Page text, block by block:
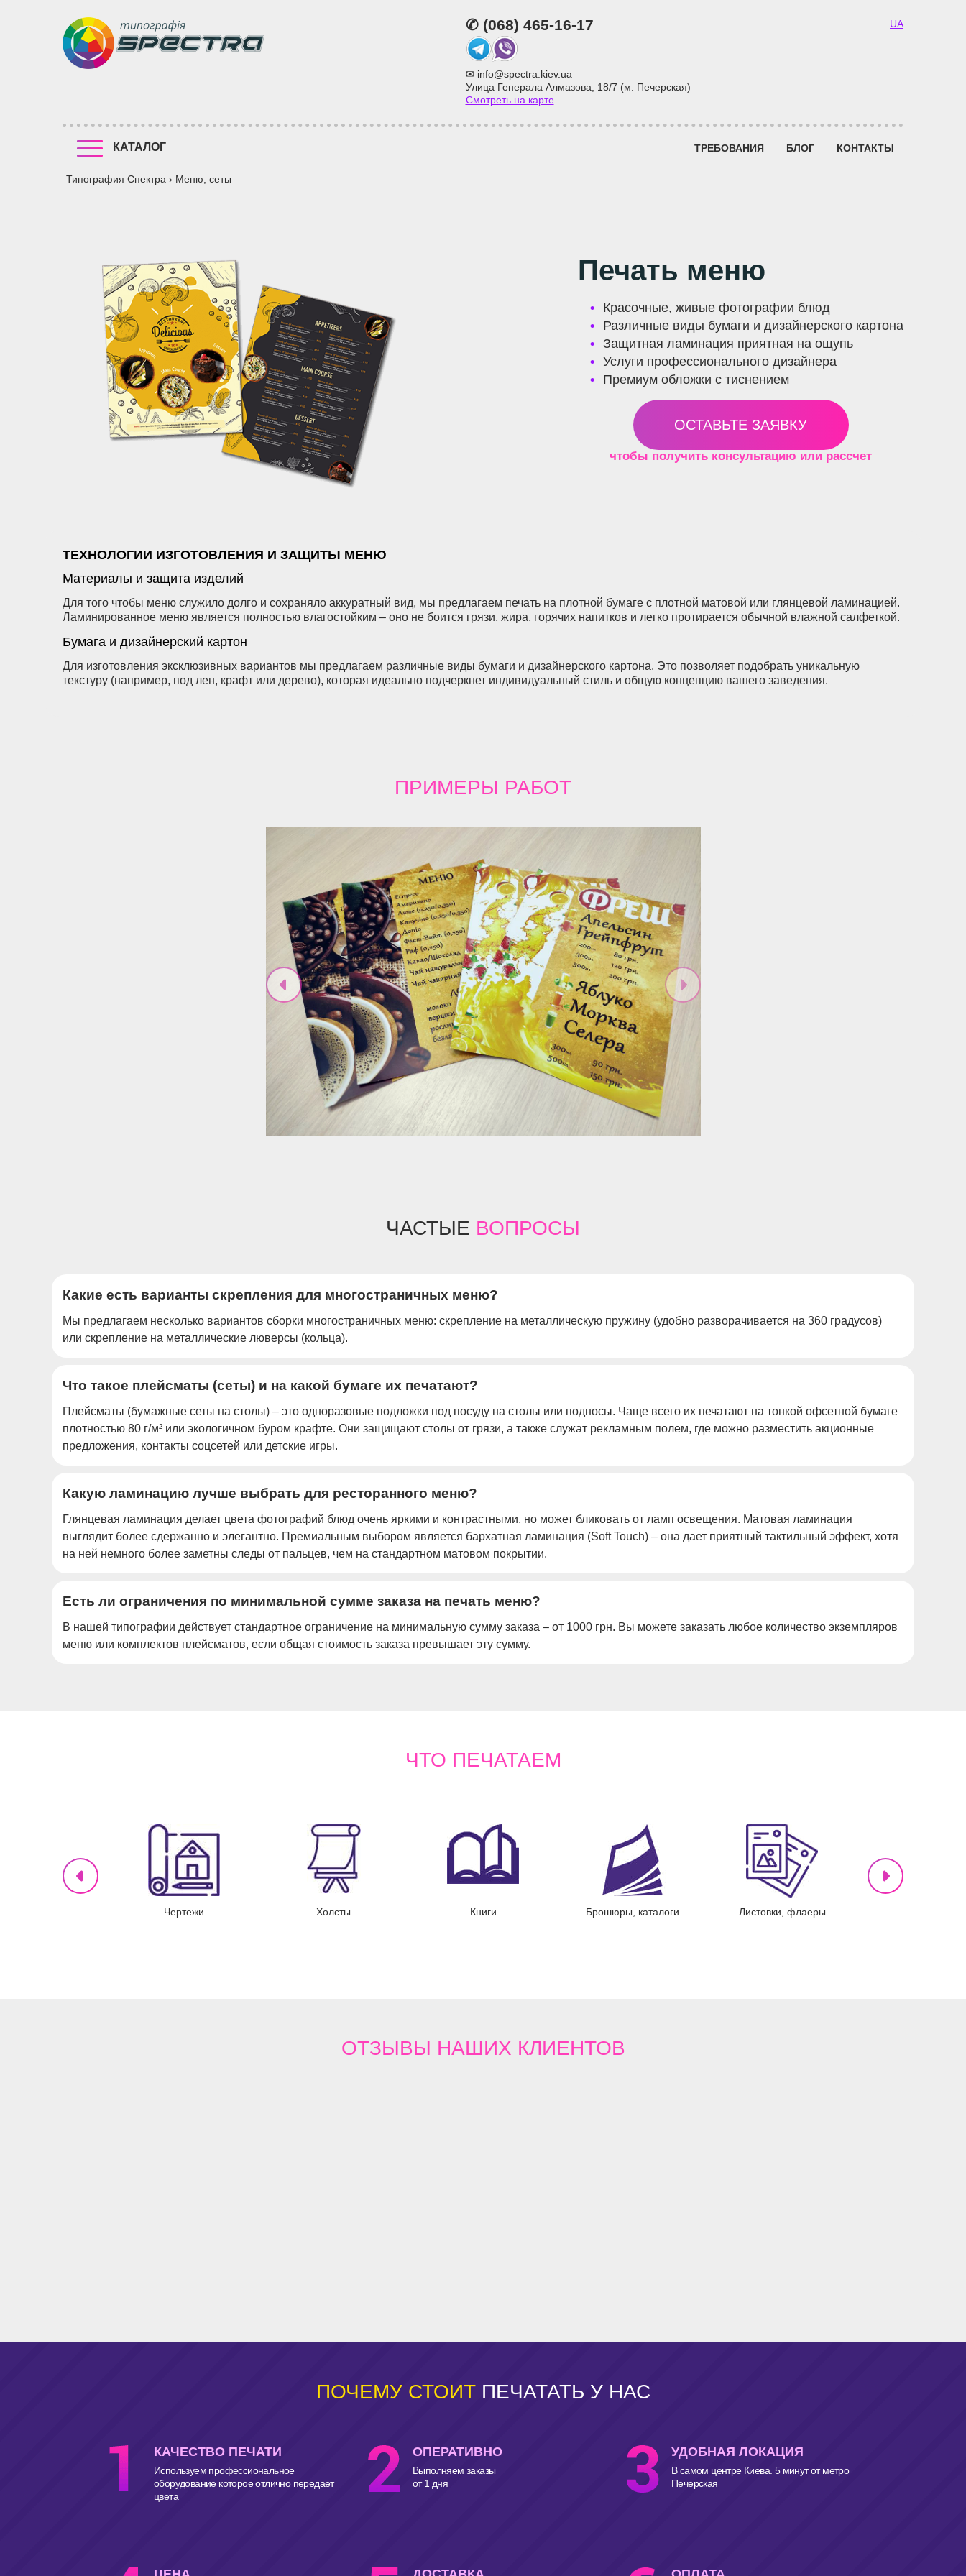
✆ (068) 465-16-17
Telegram
Viber
✉ info@spectra.kiev.ua
Улица Генерала Алмазова, 18/7 (м. Печерская)
Смотреть на карте
UA
КАТАЛОГ ТРЕБОВАНИЯ БЛОГ КОНТАКТЫ
Типография Спектра › Меню, сеты
Печать меню
Красочные, живые фотографии блюд
Различные виды бумаги и дизайнерского картона
Защитная ламинация приятная на ощупь
Услуги профессионального дизайнера
Премиум обложки с тиснением
ОСТАВЬТЕ ЗАЯВКУ
чтобы получить консультацию или рассчет
ТЕХНОЛОГИИ ИЗГОТОВЛЕНИЯ И ЗАЩИТЫ МЕНЮ
Материалы и защита изделий
Для того чтобы меню служило долго и сохраняло аккуратный вид, мы предлагаем печать на плотной бумаге с плотной матовой или глянцевой ламинацией.
Ламинированное меню является полностью влагостойким – оно не боится грязи, жира, горячих напитков и легко протирается обычной влажной салфеткой.
Бумага и дизайнерский картон
Для изготовления эксклюзивных вариантов мы предлагаем различные виды бумаги и дизайнерского картона. Это позволяет подобрать уникальную
текстуру (например, под лен, крафт или дерево), которая идеально подчеркнет индивидуальный стиль и общую концепцию вашего заведения.
ПРИМЕРЫ РАБОТ
ЧАСТЫЕ ВОПРОСЫ
Какие есть варианты скрепления для многостраничных меню?
Мы предлагаем несколько вариантов сборки многостраничных меню: скрепление на металлическую пружину (удобно разворачивается на 360 градусов)
или скрепление на металлические люверсы (кольца).
Что такое плейсматы (сеты) и на какой бумаге их печатают?
Плейсматы (бумажные сеты на столы) – это одноразовые подложки под посуду на столы или подносы. Чаще всего их печатают на тонкой офсетной бумаге
плотностью 80 г/м² или экологичном буром крафте. Они защищают столы от грязи, а также служат рекламным полем, где можно разместить акционные
предложения, контакты соцсетей или детские игры.
Какую ламинацию лучше выбрать для ресторанного меню?
Глянцевая ламинация делает цвета фотографий блюд очень яркими и контрастными, но может бликовать от ламп освещения. Матовая ламинация
выглядит более сдержанно и элегантно. Премиальным выбором является бархатная ламинация (Soft Touch) – она дает приятный тактильный эффект, хотя
на ней немного более заметны следы от пальцев, чем на стандартном матовом покрытии.
Есть ли ограничения по минимальной сумме заказа на печать меню?
В нашей типографии действует стандартное ограничение на минимальную сумму заказа – от 1000 грн. Вы можете заказать любое количество экземпляров
меню или комплектов плейсматов, если общая стоимость заказа превышает эту сумму.
ЧТО ПЕЧАТАЕМ
Буклеты Проекты, презентации Визитки Календари Дипломы, грамоты
ОТЗЫВЫ НАШИХ КЛИЕНТОВ
ПОЧЕМУ СТОИТПЕЧАТАТЬ У НАС
КАЧЕСТВО ПЕЧАТИ
Используем профессиональное
оборудование которое отлично передает
цвета
ОПЕРАТИВНО
Выполняем заказы
от 1 дня
УДОБНАЯ ЛОКАЦИЯ
В самом центре Киева. 5 минут от метро
Печерская